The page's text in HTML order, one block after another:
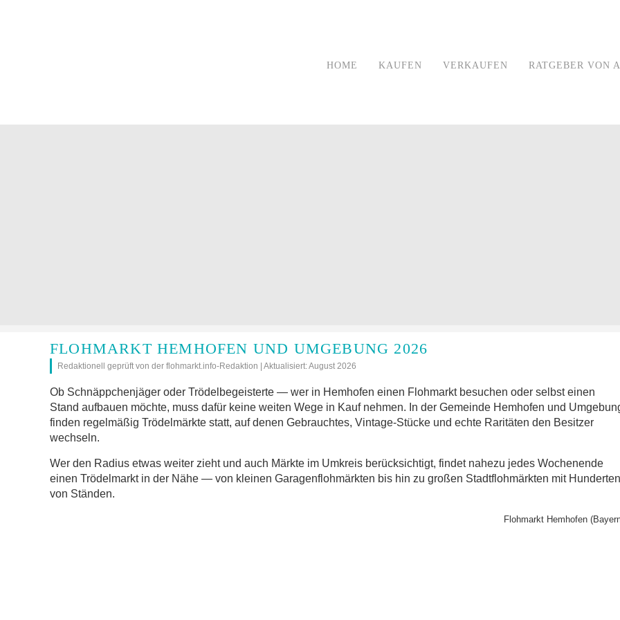
HOME KAUFEN VERKAUFEN RATGEBER VON
FLOHMARKT HEMHOFEN UND UMGEBUNG 2026
Redaktionell geprüft von der flohmarkt.info-Redaktion | Aktualisiert: August 2026
Ob Schnäppchenjäger oder Trödelbegeisterte — wer in Hemhofen einen Flohmarkt besuchen oder selbst einen
Stand aufbauen möchte, muss dafür keine weiten Wege in Kauf nehmen. In der Gemeinde Hemhofen und
finden regelmäßig Trödelmärkte statt, auf denen Gebrauchtes, Vintage-Stücke und echte Raritäten den Besitzer
wechseln.
Wer den Radius etwas weiter zieht und auch Märkte im Umkreis berücksichtigt, findet nahezu jedes Wochenende
einen Trödelmarkt in der Nähe — von kleinen Garagenflohmärkten bis hin zu großen Stadtflohmärkten mit Hunderten
von Ständen.
Flohmarkt Hemhofen